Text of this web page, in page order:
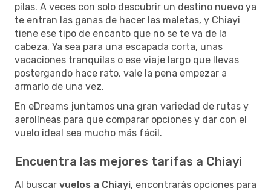
pilas. A veces con solo descubrir un destino nuevo ya
te entran las ganas de hacer las maletas, y Chiayi
tiene ese tipo de encanto que no se te va de la
cabeza. Ya sea para una escapada corta, unas
vacaciones tranquilas o ese viaje largo que llevas
postergando hace rato, vale la pena empezar a
armarlo de una vez.
En eDreams juntamos una gran variedad de rutas y
aerolíneas para que comparar opciones y dar con el
vuelo ideal sea mucho más fácil.
Encuentra las mejores tarifas a Chiayi
Al buscar vuelos a Chiayi, encontrarás opciones para